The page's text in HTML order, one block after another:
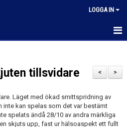
LOGGA IN
>
<
tillsvidare
Läget med ökad smittspridning av
inte kan spelas som det var bestämt
spelats ändå 28/10 av andra märkliga
skjuts upp, fast ur hälsoaspekt ett fullt